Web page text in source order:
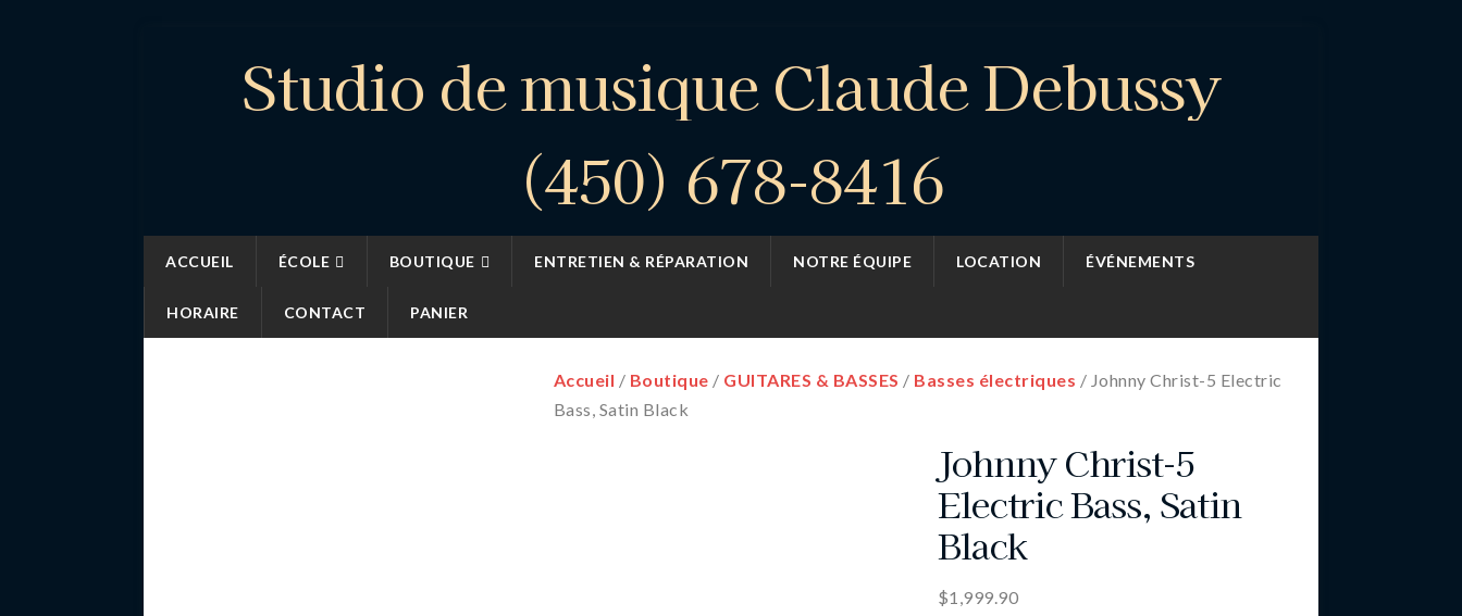
Studio de musique Claude Debussy
(450) 678-8416
ACCUEIL ÉCOLE BOUTIQUE ENTRETIEN & RÉPARATION NOTRE ÉQUIPE LOCATION ÉVÉNEMENTS
HORAIRE CONTACT PANIER
Accueil / Boutique / GUITARES & BASSES / Basses électriques / Johnny Christ-5 Electric
Bass, Satin Black
Johnny Christ-5
Electric Bass, Satin
Black
$1,999.90